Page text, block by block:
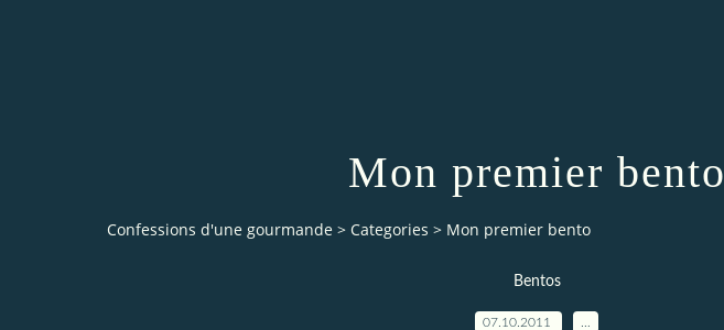
Mon premier bento
Confessions d'une gourmande > Categories > Mon premier bento
Bentos
07.10.2011